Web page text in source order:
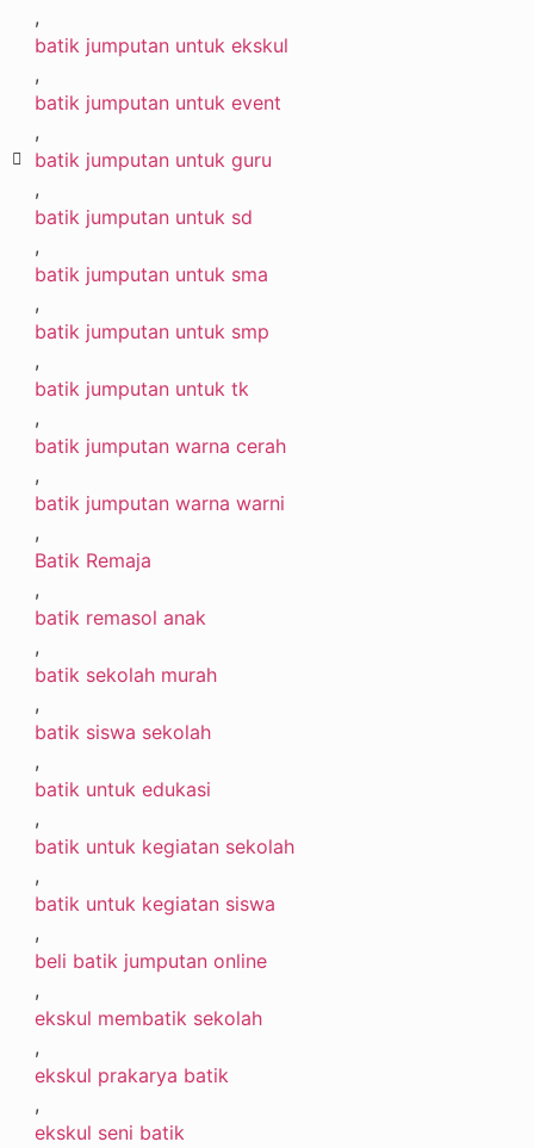
,
batik jumputan untuk ekskul
,
batik jumputan untuk event
,
batik jumputan untuk guru
,
batik jumputan untuk sd
,
batik jumputan untuk sma
,
batik jumputan untuk smp
,
batik jumputan untuk tk
,
batik jumputan warna cerah
,
batik jumputan warna warni
,
Batik Remaja
,
batik remasol anak
,
batik sekolah murah
,
batik siswa sekolah
,
batik untuk edukasi
,
batik untuk kegiatan sekolah
,
batik untuk kegiatan siswa
,
beli batik jumputan online
,
ekskul membatik sekolah
,
ekskul prakarya batik
,
ekskul seni batik